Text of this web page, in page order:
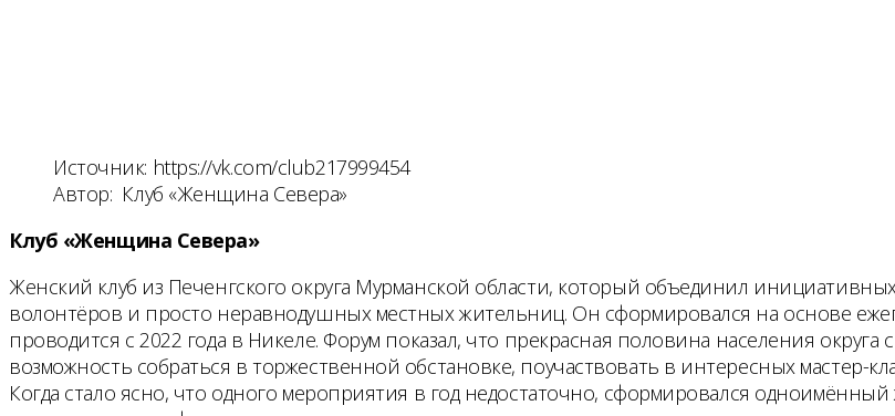
Источник: https://vk.com/club217999454
Автор: Клуб «Женщина Севера»
Клуб «Женщина Севера»
Женский клуб из Печенгского округа Мурманской области, который объединил
волонтёров и просто неравнодушных местных жительниц. Он сформировался на основе
проводится с 2022 года в Никеле. Форум показал, что прекрасная половина населения
возможность собраться в торжественной обстановке, поучаствовать в интересных
Когда стало ясно, что одного мероприятия в год недостаточно, сформировался